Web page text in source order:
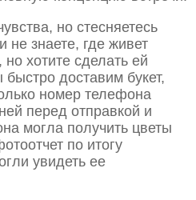
но стесняетесь
не знаете, где живет
хотите сделать ей
доставим букет,
номер телефона
перед отправкой и
могла получить цветы
по итогу
увидеть ее